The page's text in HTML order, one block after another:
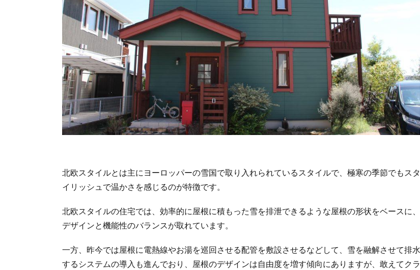
北欧スタイルとは主にヨーロッパーの雪国で取り入れられているスタイルで、極寒の季節でもスタ
イリッシュで温かさを感じるのが特徴です。
北欧スタイルの住宅では、効率的に屋根に積もった雪を排泄できるような屋根の形状をベースに、
デザインと機能性のバランスが取れています。
一方、昨今では屋根に電熱線やお湯を巡回させる配管を敷設させるなどして、雪を融解させて排水
するシステムの導入も進んでおり、屋根のデザインは自由度を増す傾向にありますが、敢えてクラ